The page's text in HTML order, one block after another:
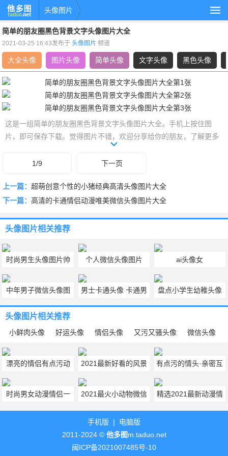
头像图片
简单的朋友圈黑色背景文字头像图片大全
2021-03-25 16:43发布于头像图片 频道
大全头像 图片头像 简单头像 文字头像 黑色头像
这是一组简单的朋友圈黑色背景文字头像图片大全。手机上按住图
片，即可保存下载。觉得图片不错，欢迎分享给你的朋友，了解更多
大全头像,图片头像,简单头像,文字头像,黑色头像,背景头像,背景图头
像,朋友圈头像,黑色背景头像,微信头像相关的头像，就上
1/9 下一页
上一篇： 超萌创意个性的小猪经典高清头像图片大全
下一篇： 高清的卡通情侣动漫唯美微信头像图片大全
头像图片相关推荐
时尚男生头像图片帅
气 时尚男生图片大全
个人微信头像图片
ai头像女
中年男子微信头像图
片
男士卡通头像 卡通男
头像图片
盘点小学生幼稚头像
小学生头像可爱单纯
头像图片相关推荐
小鲜肉头像 好运头像 情侣头像 又污又骚头像 微信头像
漂亮的情侣有点污动
漫暧昧qq头像图片大
全
2021最新好看的风景
微信头像图片大全
有点污的情头·亲密互
动的情侣头像图片大
全
时尚男女动漫情侣一
对两张头像图片大全
2021最火小动物微信
头像大全
精选2021最新动漫情
侣头像图片
手机版 | 电脑版
2011-2024 © 他多图m.taduo.net
闽ICP备2021007485号-10